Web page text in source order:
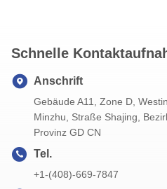
Schnelle
Anschrift
Gebäude A11, Zone D,
Minzhu, Straße Shajing,
Provinz GD CN
Tel.
+1-(408)-669-7847